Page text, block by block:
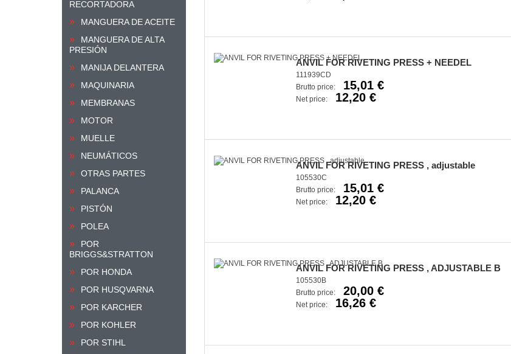
RECORTADORA
MANGUERA DE ACEITE
MANGUERA DE ALTA
PRESIÓN
MANIJA DELANTERA
MAQUINARIA
MEMBRANAS
MOTOR
MUELLE
NEUMÁTICOS
OTRAS PARTES
PALANCA
PISTÓN
POLEA
POR
BRIGGS&STRATTON
POR HONDA
POR HUSQVARNA
POR KARCHER
POR KOHLER
POR STIHL
ANVIL FOR RIVETING PRESS + NEEDEL
111939CD
Brutto price:
15,01 €
Net price: 12,20 €
ANVIL FOR RIVETING PRESS , adjustable
105530C
Brutto price:
15,01 €
Net price: 12,20 €
ANVIL FOR RIVETING PRESS , ADJUSTABLE B
105530B
Brutto price:
20,00 €
Net price: 16,26 €